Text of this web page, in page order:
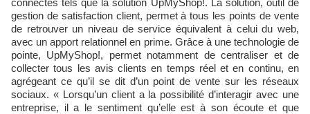
connectés tels que la solution UpMyShop!. La solution, outil de
gestion de satisfaction client, permet à tous les points de vente
de retrouver un niveau de service équivalent à celui du web,
avec un apport relationnel en prime. Grâce à une technologie de
pointe, UpMyShop!, permet notamment de centraliser et de
collecter tous les avis clients en temps réel et en continu, en
agrégeant ce qu’il se dit d’un point de vente sur les réseaux
sociaux. « Lorsqu’un client a la possibilité d’interagir avec une
entreprise, il a le sentiment qu’elle est à son écoute et que